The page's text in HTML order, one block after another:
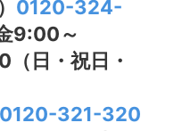
0120-324-
9:00～
日・祝日・
0120-321-320